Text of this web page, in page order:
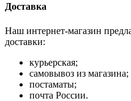
Доставка
Наш интернет-магазин
доставки:
курьерская;
самовывоз из магазина;
постаматы;
почта России.